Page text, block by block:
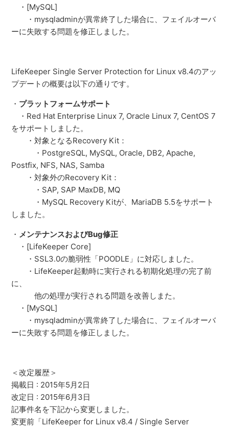
・[MySQL]
・mysqladminが異常終了した場合に、フェイルオーバ
ーに失敗する問題を修正しました。
LifeKeeper Single Server Protection for Linux v8.4のアッ
プデートの概要は以下の通りです。
・ プラットフォームサポート
・Red Hat Enterprise Linux 7, Oracle Linux 7, CentOS 7
をサポートしました。
・対象となるRecovery Kit：
・PostgreSQL, MySQL, Oracle, DB2, Apache,
Postfix, NFS, NAS, Samba
・対象外のRecovery Kit：
・SAP, SAP MaxDB, MQ
・MySQL Recovery Kitが、MariaDB 5.5をサポート
しました。
・ メンテナンスおよびBug修正
・[LifeKeeper Core]
・SSL3.0の脆弱性「POODLE」に対応しました。
・LifeKeeper起動時に実行される初期化処理の完了前
に、
他の処理が実行される問題を改善しまた。
・[MySQL]
・mysqladminが異常終了した場合に、フェイルオーバ
ーに失敗する問題を修正しました。
＜改定履歴＞
掲載日 : 2015年5月2日
改定日 : 2015年6月3日
記事件名を下記から変更しました。
変更前「LifeKeeper for Linux v8.4 / Single Server